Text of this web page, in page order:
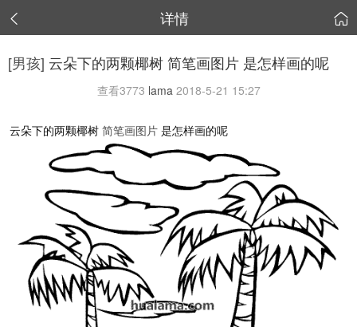
 详情 
[男孩] 云朵下的两颗椰树 简笔画图片 是怎样画的呢
查看3773 lama2018-5-21 15:27
云朵下的两颗椰树 简笔画图片 是怎样画的呢